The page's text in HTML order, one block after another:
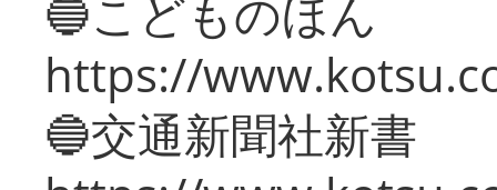
🔵こどものほん
https://
🔵交通新聞社新書